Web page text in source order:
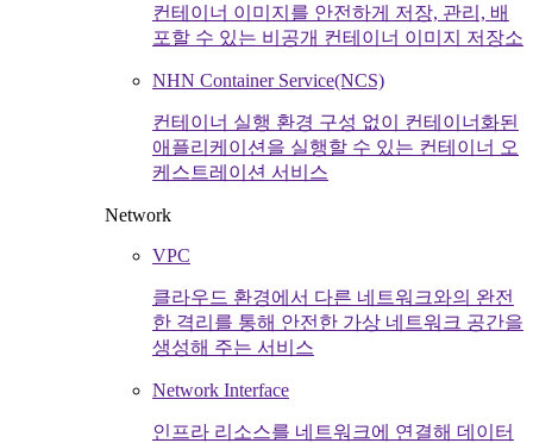
컨테이너 이미지를 안전하게 저장, 관리, 배
포할 수 있는 비공개 컨테이너 이미지 저장소
NHN Container Service(NCS)
컨테이너 실행 환경 구성 없이 컨테이너화된
애플리케이션을 실행할 수 있는 컨테이너 오
케스트레이션 서비스
Network
VPC
클라우드 환경에서 다른 네트워크와의 완전
한 격리를 통해 안전한 가상 네트워크 공간을
생성해 주는 서비스
Network Interface
인프라 리소스를 네트워크에 연결해 데이터